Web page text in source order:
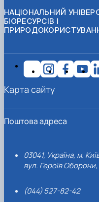
НАЦІОНАЛЬНИЙ
БІОРЕСУРСІВ І
Поштова адреса
03041, Україна, м.
вул. Героїв Оборони,
(044) 527-82-42
Карта сайту